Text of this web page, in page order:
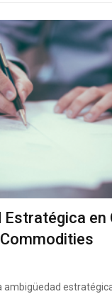
Estratégica
ambigüedad